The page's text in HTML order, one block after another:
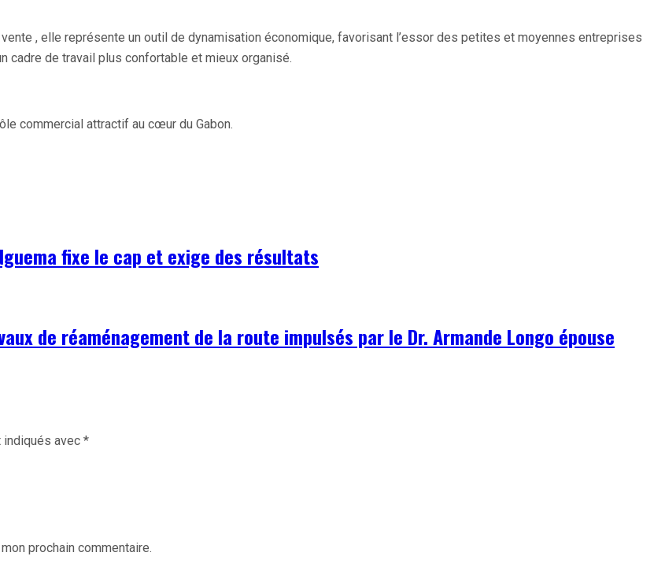
, elle représente un outil de dynamisation économique, favorisant l’essor des petites et moyennes entreprises
cadre de travail plus confortable et mieux organisé.
commercial attractif au cœur du Gabon.
fixe le cap et exige des résultats
de réaménagement de la route impulsés par le Dr. Armande Longo épouse
avec *
prochain commentaire.